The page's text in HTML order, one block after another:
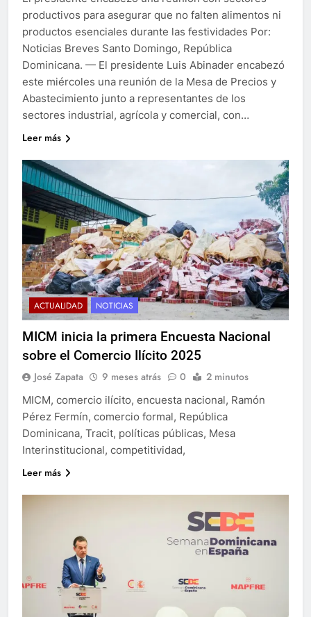
productivos para asegurar que no falten alimentos ni
productos esenciales durante las festividades Por:
Noticias Breves Santo Domingo, República
Dominicana. — El presidente Luis Abinader encabezó
este miércoles una reunión de la Mesa de Precios y
Abastecimiento junto a representantes de los
sectores industrial, agrícola y comercial, con…
Leer más
ACTUALIDAD NOTICIAS
MICM inicia la primera Encuesta Nacional
sobre el Comercio Ilícito 2025
José Zapata 9 meses atrás 0 2 minutos
MICM, comercio ilícito, encuesta nacional, Ramón
Pérez Fermín, comercio formal, República
Dominicana, Tracit, políticas públicas, Mesa
Interinstitucional, competitividad,
Leer más